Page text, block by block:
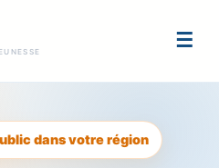
☰
dans votre région